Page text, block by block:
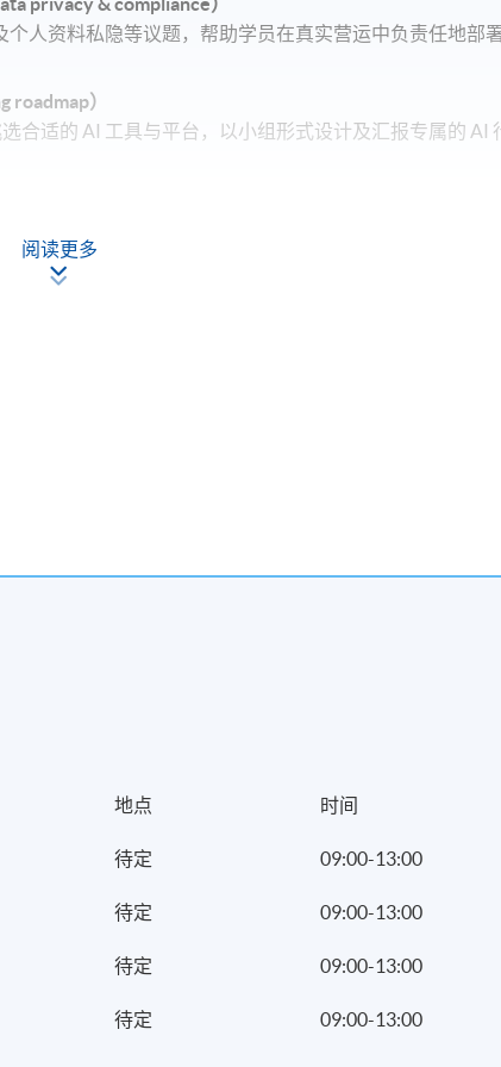
人资料私隐等议题，帮助学员在真实营运中负责任地部
roadmap）
合适的 AI 工具与平台，以小组形式设计及汇报专属的 AI
阅读更多
地点 时间
待定 09:00-13:00
待定 09:00-13:00
待定 09:00-13:00
待定 09:00-13:00